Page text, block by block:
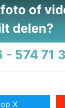
of
delen?
- 574 71
X